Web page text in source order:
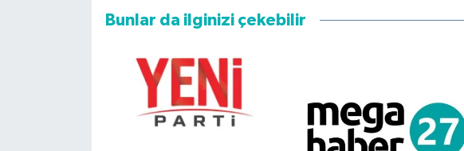
Bunlar da ilginizi çekebilir